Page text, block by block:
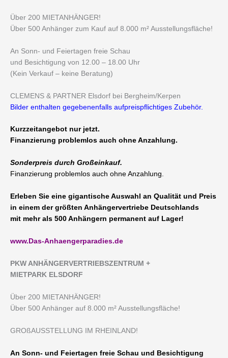
Über 200 MIETANHÄNGER!
Über 500 Anhänger zum Kauf auf 8.000 m² Ausstellungsfläche!
An Sonn- und Feiertagen freie Schau
und Besichtigung von 12.00 – 18.00 Uhr
(Kein Verkauf – keine Beratung)
CLEMENS & PARTNER Elsdorf bei Bergheim/Kerpen
Bilder enthalten gegebenenfalls aufpreispflichtiges Zubehör.
Kurzzeitangebot nur jetzt.
Finanzierung problemlos auch ohne Anzahlung.
Sonderpreis durch Großeinkauf.
Finanzierung problemlos auch ohne Anzahlung.
Erleben Sie eine gigantische Auswahl an Qualität und Preis
in einem der größten Anhängervertriebe Deutschlands
mit mehr als 500 Anhängern permanent auf Lager!
www.Das-Anhaengerparadies.de
P KW ANHÄNGERVERTRIEBSZENTRUM +
MIETPARK ELSDORF
Über 200 MIETANHÄNGER!
Über 500 Anhänger auf 8.000 m² Ausstellungsfläche!
GROßAUSSTELLUNG IM RHEINLAND!
An Sonn- und Feiertagen freie Schau und Besichtigung